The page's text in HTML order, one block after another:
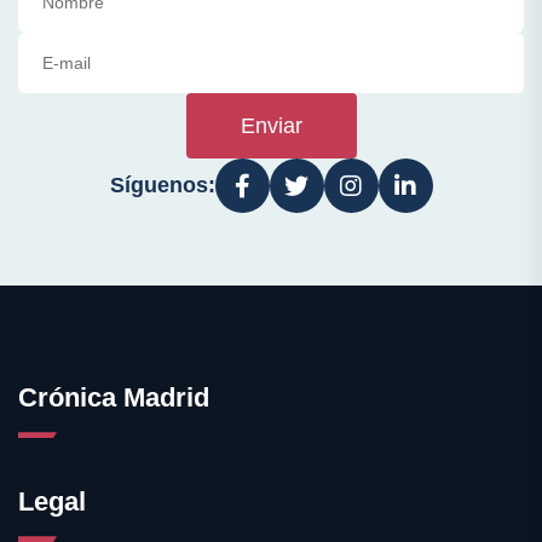
Enviar
Síguenos:
Crónica Madrid
Legal